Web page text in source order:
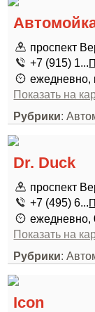
проспект
+7 (915) 1...
ежедневно,
Показать на
Рубрики:
Dr. Duck
проспект
+7 (495) 6...
ежедневно,
Показать на
Рубрики:
Icon